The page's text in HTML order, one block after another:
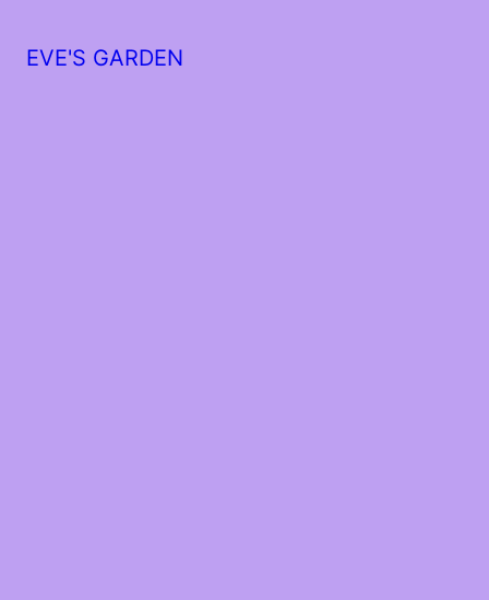
EVE'S GARDEN